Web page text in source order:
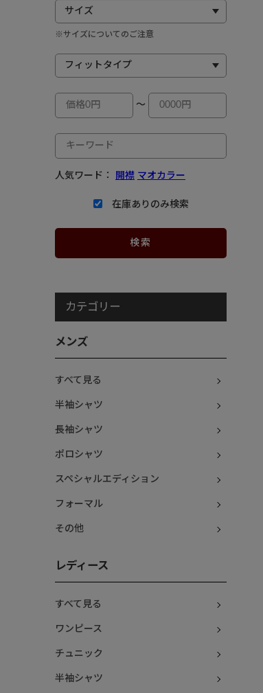
※サイズについてのご注意
～
人気ワード： 開襟 マオカラー
在庫ありのみ検索
カテゴリー
メンズ
すべて見る
半袖シャツ
長袖シャツ
ポロシャツ
スペシャルエディション
フォーマル
その他
レディース
すべて見る
ワンピース
チュニック
半袖シャツ